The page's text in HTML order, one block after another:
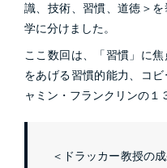
識、技術、習慣、道徳＞
学に分けました。
ここ数回は、「習慣」に
をあげる習慣的能力、コ
ャミン・フランクリンの１
＜ドラッカー教授の